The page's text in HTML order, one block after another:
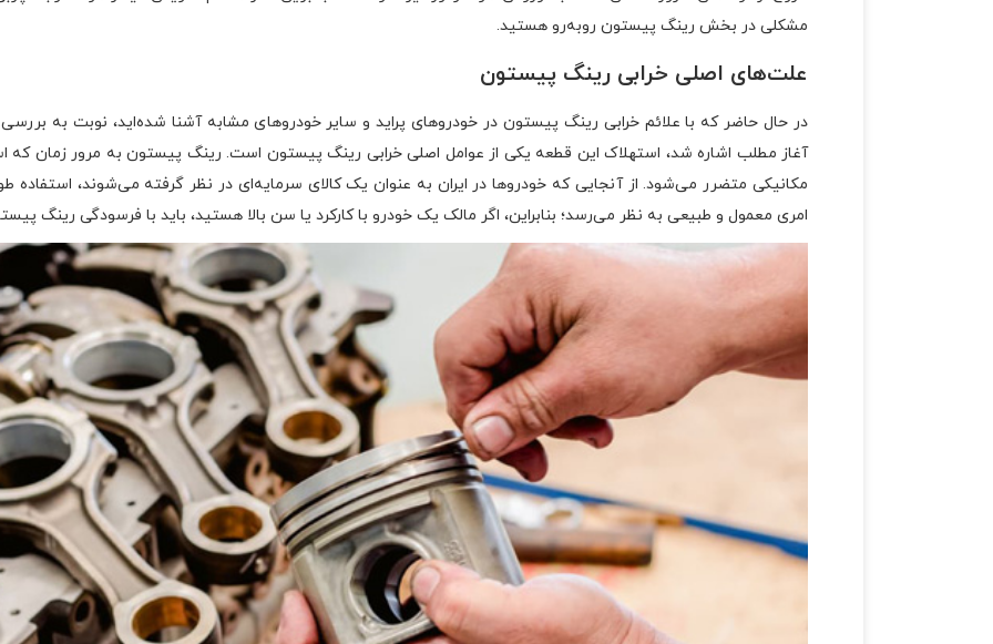
مشکلی در بخش رینگ پیستون روبه‌رو هستید.
علت‌های اصلی خرابی رینگ پیستون
در حال حاضر که با علائم خرابی رینگ پیستون در خودروهای پراید و سایر خودروهای مشابه آشنا شده‌اید، نوبت به
آغاز مطلب اشاره شد، استهلاک این قطعه یکی از عوامل اصلی خرابی رینگ پیستون است. رینگ پیستون به مرور زمان
مکانیکی متضرر می‌شود. از آنجایی که خودروها در ایران به عنوان یک کالای سرمایه‌ای در نظر گرفته می‌شوند،
امری معمول و طبیعی به نظر می‌رسد؛ بنابراین، اگر مالک یک خودرو با کارکرد یا سن بالا هستید، باید با فرسودگی رینگ